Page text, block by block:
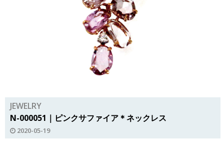
JEWELRY
N-000051｜ピンクサファイア＊ネックレス
2020-05-19